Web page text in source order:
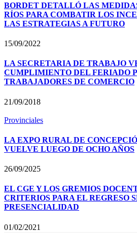
BORDET DETALLÓ LAS
RÍOS PARA COMBATIR LOS
LAS ESTRATEGIAS A FUTURO
15/09/2022
LA SECRETARIA DE TRABAJO
CUMPLIMIENTO DEL FERIADO
TRABAJADORES DE COMERCIO
21/09/2018
Provinciales
LA EXPO RURAL DE
VUELVE LUEGO DE OCHO AÑOS
26/09/2025
EL CGE Y LOS GREMIOS
CRITERIOS PARA EL REGRESO
PRESENCIALIDAD
01/02/2021